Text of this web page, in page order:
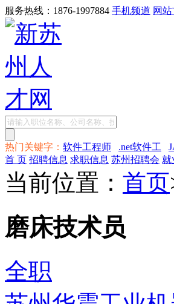
服务热线：1876-1997884 手机频道 网
热门关键字： 软件工程师 .net软件工
首 页 招聘信息 求职信息 苏州招聘会 就
当前位置： 首页
磨床技术员
全职